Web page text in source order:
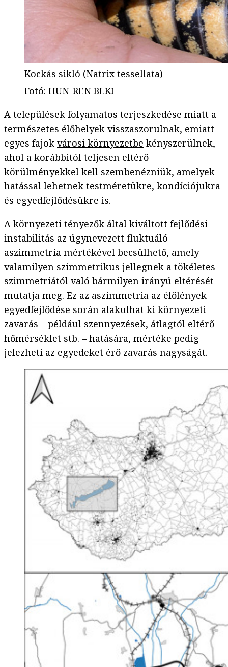
Kockás sikló (Natrix tessellata)
Fotó: HUN-REN BLKI
A települések folyamatos terjeszkedése miatt a
természetes élőhelyek visszaszorulnak, emiatt
egyes fajok városi környezetbe kényszerülnek,
ahol a korábbitól teljesen eltérő
körülményekkel kell szembenézniük, amelyek
hatással lehetnek testméretükre, kondíciójukra
és egyedfejlődésükre is.
A környezeti tényezők által kiváltott fejlődési
instabilitás az úgynevezett fluktuáló
aszimmetria mértékével becsülhető, amely
valamilyen szimmetrikus jellegnek a tökéletes
szimmetriától való bármilyen irányú eltérését
mutatja meg. Ez az aszimmetria az élőlények
egyedfejlődése során alakulhat ki környezeti
zavarás – például szennyezések, átlagtól eltérő
hőmérséklet stb. – hatására, mértéke pedig
jelezheti az egyedeket érő zavarás nagyságát.